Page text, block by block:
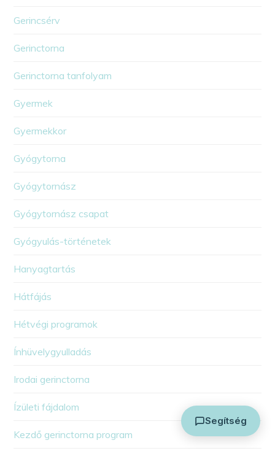
Gerincsérv
Gerinctorna
Gerinctorna tanfolyam
Gyermek
Gyermekkor
Gyógytorna
Gyógytornász
Gyógytornász csapat
Gyógyulás-történetek
Hanyagtartás
Hátfájás
Hétvégi programok
Ínhüvelygyulladás
Irodai gerinctorna
Ízületi fájdalom
Kezdő gerinctorna program
Segítség